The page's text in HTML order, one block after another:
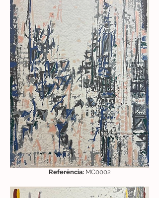
Referência:MC0002